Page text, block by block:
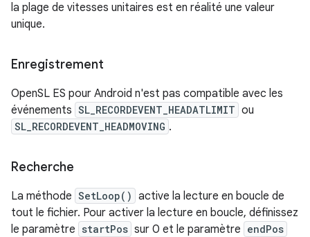
la plage de vitesses unitaires est en réalité une valeur
unique.
Enregistrement
OpenSL ES pour Android n'est pas compatible avec les
événements SL_RECORDEVENT_HEADATLIMIT ou
SL_RECORDEVENT_HEADMOVING .
Recherche
La méthode SetLoop() active la lecture en boucle de
tout le fichier. Pour activer la lecture en boucle, définissez
le paramètre startPos sur 0 et le paramètre endPos